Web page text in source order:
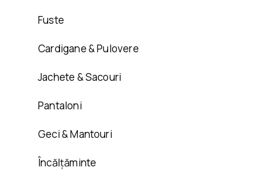
Fuste
Cardigane & Pulovere
Jachete & Sacouri
Pantaloni
Geci & Mantouri
Încălțăminte